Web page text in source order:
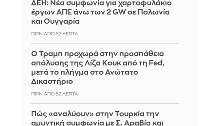
ΔΕΗ: Νέα συμφωνία για χαρτοφυλάκιο
έργων ΑΠΕ άνω των 2 GW σε Πολωνία
και Ουγγαρία
ΠΡΙΝ ΑΠΌ 52 ΛΕΠΤΆ
Ο Τραμπ προχωρά στην προσπάθεια
απόλυσης της Λίζα Κουκ από τη Fed,
μετά το πλήγμα στο Ανώτατο
Δικαστήριο
ΠΡΙΝ ΑΠΌ 52 ΛΕΠΤΆ
Πώς «αναλύουν» στην Τουρκία την
αμυντική συμφωνία με Σ. Αραβία και